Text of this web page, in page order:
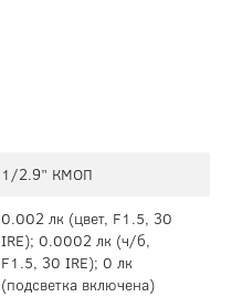
1/2.9” КМОП
0.002 лк (цвет, F1.5, 30
IRE); 0.0002 лк (ч/б,
F1.5, 30 IRE); 0 лк
(подсветка включена)